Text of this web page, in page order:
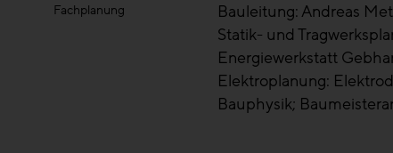
Fachplanung
Bauleitung: Andreas
Statik- und
Energiewerkstatt
Elektroplanung:
Bauphysik;